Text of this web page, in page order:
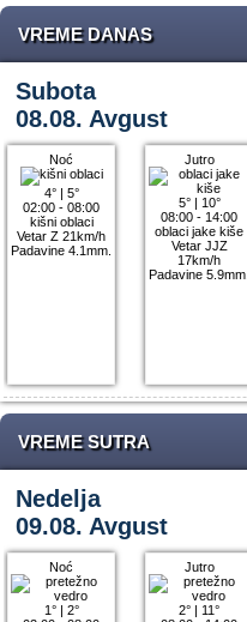
VREME DANAS
Subota
08.08. Avgust
Noć
4°| 5°
02:00 - 08:00
kišni oblaci
Vetar Z 21km/h
Padavine 4.1mm.
Jutro
5°| 10°
08:00 - 14:00
oblaci jake kiše
Vetar JJZ
17km/h
Padavine 5.9mm.
VREME SUTRA
Nedelja
09.08. Avgust
Noć
1°| 2°
Jutro
2° | 11°